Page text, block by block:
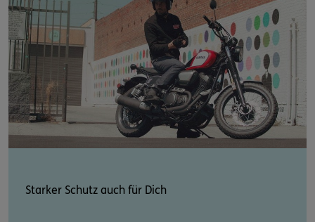
Starker Schutz auch für Dich